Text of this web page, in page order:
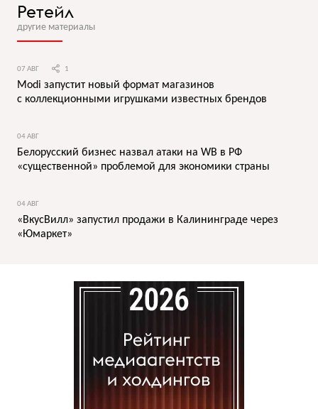
Ретейл
другие материалы
07 АВГ 1
Modi запустит новый формат магазинов
с коллекционными игрушками известных брендов
04 АВГ
Белорусский бизнес назвал атаки на WB в РФ
«существенной» проблемой для экономики страны
04 АВГ
«ВкусВилл» запустил продажи в Калининграде через
«Юмаркет»